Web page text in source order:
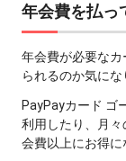
年会費を払っ
年会費が必要な
られるのか気にな
PayPayカード ゴ
利用したり、月
会費以上にお得に